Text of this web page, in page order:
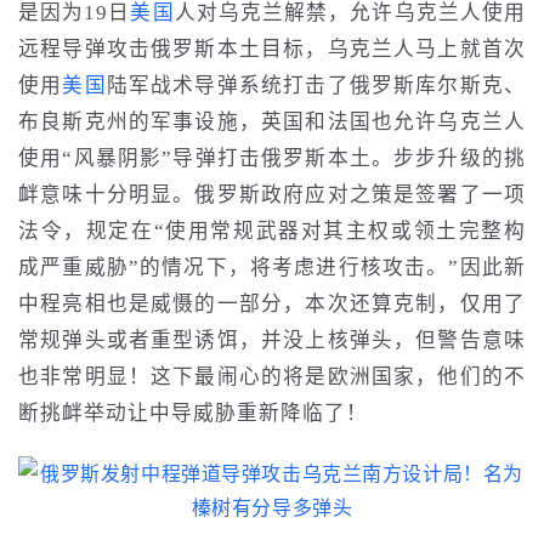
是因为19日 美国 人对乌克兰解禁，允许乌克兰人使用
远程导弹攻击俄罗斯本土目标，乌克兰人马上就首次
使用 美国 陆军战术导弹系统打击了俄罗斯库尔斯克、
布良斯克州的军事设施，英国和法国也允许乌克兰人
使用“风暴阴影”导弹打击俄罗斯本土。步步升级的挑
衅意味十分明显。俄罗斯政府应对之策是签署了一项
法令，规定在“使用常规武器对其主权或领土完整构
成严重威胁”的情况下，将考虑进行核攻击。”因此新
中程亮相也是威慑的一部分，本次还算克制，仅用了
常规弹头或者重型诱饵，并没上核弹头，但警告意味
也非常明显！这下最闹心的将是欧洲国家，他们的不
断挑衅举动让中导威胁重新降临了！